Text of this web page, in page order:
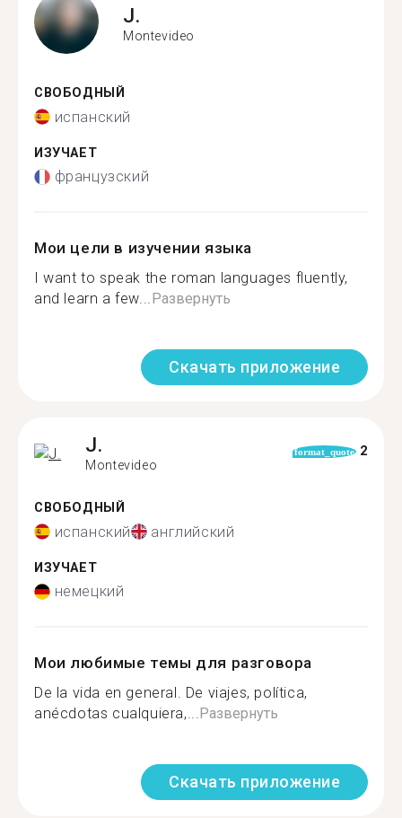
J.
Montevideo
СВОБОДНЫЙ
испанский
ИЗУЧАЕТ
французский
Мои цели в изучении языка
I want to speak the roman languages fluently,
and learn a few...Развернуть
Скачать приложение
J.
Montevideo
format_quote 2
СВОБОДНЫЙ
испанский английский
ИЗУЧАЕТ
немецкий
Мои любимые темы для разговора
De la vida en general. De viajes, política,
anécdotas cualquiera,...Развернуть
Скачать приложение